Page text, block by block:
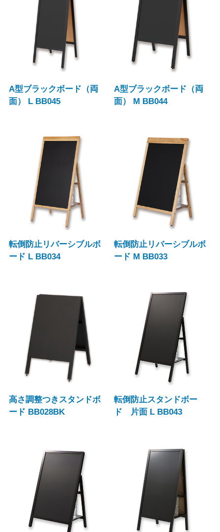
A型ブラックボード（両
面） L BB045
A型ブラックボード（両
面） M BB044
転倒防止リバーシブルボ
ード L BB034
転倒防止リバーシブルボ
ード M BB033
高さ調整つきスタンドボ
ード BB028BK
転倒防止スタンドボー
ド 片面 L BB043